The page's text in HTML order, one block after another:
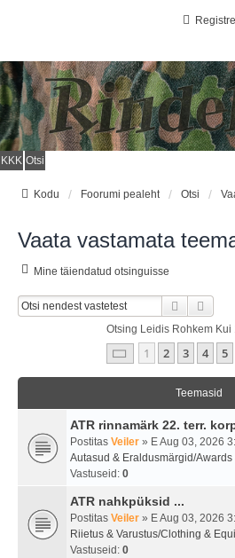
KKK Otsi
Kodu Foorumi pealeht Otsi
Vaata vastamata
Mine täiendatud otsinguisse
Otsi
Otsing Leidis Rohkem Kui
. Leht20 -st
1 2 3 4 5
Teemasid
ATR rinnamärk 22. terr.
Postitas Veiler » E Aug 03, 2026
Autasud & Eraldusmärgid/
Vastuseid: 0
ATR nahkpüksid ...
Postitas Veiler » E Aug 03, 2026
Riietus & Varustus/Clothing &
Vastuseid: 0